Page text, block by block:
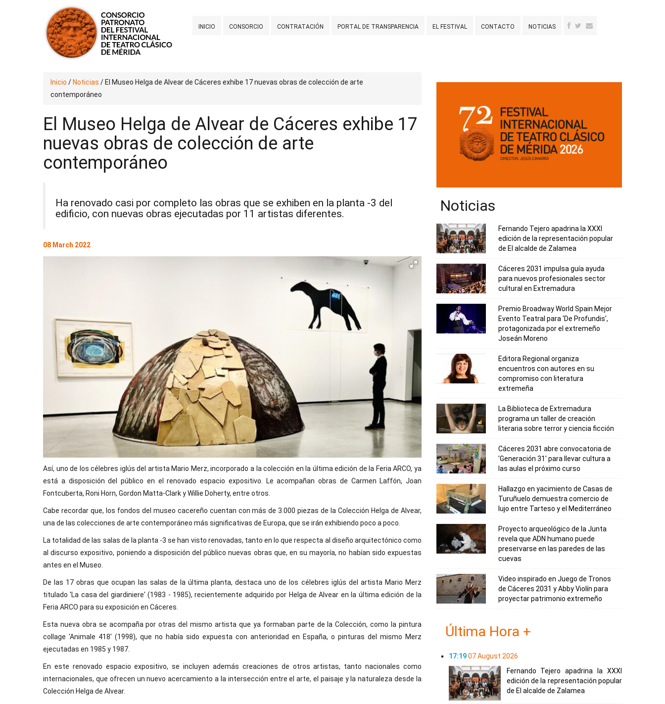
INICIO CONSORCIO CONTRATACIÓN PORTAL DE TRANSPARENCIA EL FESTIVAL CONTACTO NOTICIAS
Inicio / Noticias / El Museo Helga de Alvear de Cáceres exhibe 17 nuevas obras de colección de arte
contemporáneo
El Museo Helga de Alvear de Cáceres exhibe 17
nuevas obras de colección de arte
contemporáneo
Ha renovado casi por completo las obras que se exhiben en la planta -3 del
edificio, con nuevas obras ejecutadas por 11 artistas diferentes.
08 March 2022
Así, uno de los célebres iglús del artista Mario Merz, incorporado a la colección en la última edición de la Feria ARCO, ya
está a disposición del público en el renovado espacio expositivo. Le acompañan obras de Carmen Laffón, Joan
Fontcuberta, Roni Horn, Gordon Matta-Clark y Willie Doherty, entre otros.
Cabe recordar que, los fondos del museo cacereño cuentan con más de 3.000 piezas de la Colección Helga de Alvear,
una de las colecciones de arte contemporáneo más significativas de Europa, que se irán exhibiendo poco a poco.
La totalidad de las salas de la planta -3 se han visto renovadas, tanto en lo que respecta al diseño arquitectónico como
al discurso expositivo, poniendo a disposición del público nuevas obras que, en su mayoría, no habían sido expuestas
antes en el Museo.
De las 17 obras que ocupan las salas de la última planta, destaca uno de los célebres iglús del artista Mario Merz
titulado 'La casa del giardiniere' (1983 - 1985), recientemente adquirido por Helga de Alvear en la última edición de la
Feria ARCO para su exposición en Cáceres.
Esta nueva obra se acompaña por otras del mismo artista que ya formaban parte de la Colección, como la pintura
collage 'Animale 418' (1998), que no había sido expuesta con anterioridad en España, o pinturas del mismo Merz
ejecutadas en 1985 y 1987.
En este renovado espacio expositivo, se incluyen además creaciones de otros artistas, tanto nacionales como
internacionales, que ofrecen un nuevo acercamiento a la intersección entre el arte, el paisaje y la naturaleza desde la
Colección Helga de Alvear.
Noticias
Fernando Tejero apadrina la XXXI
edición de la representación popular
de El alcalde de Zalamea
Cáceres 2031 impulsa guía ayuda
para nuevos profesionales sector
cultural en Extremadura
Premio Broadway World Spain Mejor
Evento Teatral para 'De Profundis',
protagonizada por el extremeño
Joseán Moreno
Editora Regional organiza
encuentros con autores en su
compromiso con literatura
extremeña
La Biblioteca de Extremadura
programa un taller de creación
literaria sobre terror y ciencia ficción
Cáceres 2031 abre convocatoria de
'Generación 31' para llevar cultura a
las aulas el próximo curso
Hallazgo en yacimiento de Casas de
Turuñuelo demuestra comercio de
lujo entre Tarteso y el Mediterráneo
Proyecto arqueológico de la Junta
revela que ADN humano puede
preservarse en las paredes de las
cuevas
Video inspirado en Juego de Tronos
de Cáceres 2031 y Abby Violín para
proyectar patrimonio extremeño
Última Hora +
17:1907 August 2026
Fernando Tejero apadrina la XXXI
edición de la representación popular
de El alcalde de Zalamea